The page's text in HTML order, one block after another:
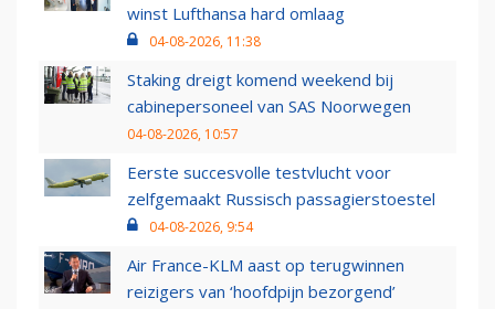
winst Lufthansa hard omlaag
04-08-2026, 11:38
Staking dreigt komend weekend bij
cabinepersoneel van SAS Noorwegen
04-08-2026, 10:57
Eerste succesvolle testvlucht voor
zelfgemaakt Russisch passagierstoestel
04-08-2026, 9:54
Air France-KLM aast op terugwinnen
reizigers van ‘hoofdpijn bezorgend’